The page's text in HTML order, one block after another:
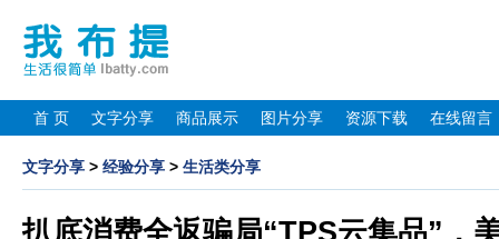
首 页 文字分享 商品展示 图片分享 资源下载 在线留言
文字分享 > 经验分享 > 生活类分享
扒底消费全返骗局“TPS云集品”，